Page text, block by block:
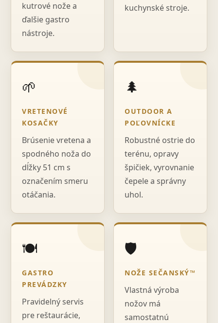
kutrové nože a
ďalšie gastro
nástroje.
kuchynské stroje.
🌱
VRETENOVÉ
KOSAČKY
Brúsenie vretena a
spodného noža do
dĺžky 51 cm s
označením smeru
otáčania.
🌲
OUTDOOR A
POĽOVNÍCKE
Robustné ostrie do
terénu, opravy
špičiek, vyrovnanie
čepele a správny
uhol.
🍽️
GASTRO
PREVÁDZKY
Pravidelný servis
pre reštaurácie,
🛡️
NOŽE SEČANSKÝ™
Vlastná výroba
nožov má
samostatnú